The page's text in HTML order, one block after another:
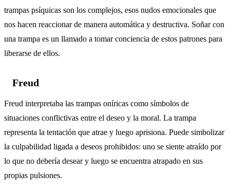
trampas psíquicas son los complejos, esos nudos emocionales que
nos hacen reaccionar de manera automática y destructiva. Soñar con
una trampa es un llamado a tomar conciencia de estos patrones para
liberarse de ellos.
Freud
Freud interpretaba las trampas oníricas como símbolos de
situaciones conflictivas entre el deseo y la moral. La trampa
representa la tentación que atrae y luego aprisiona. Puede simbolizar
la culpabilidad ligada a deseos prohibidos: uno se siente atraído por
lo que no debería desear y luego se encuentra atrapado en sus
propias pulsiones.